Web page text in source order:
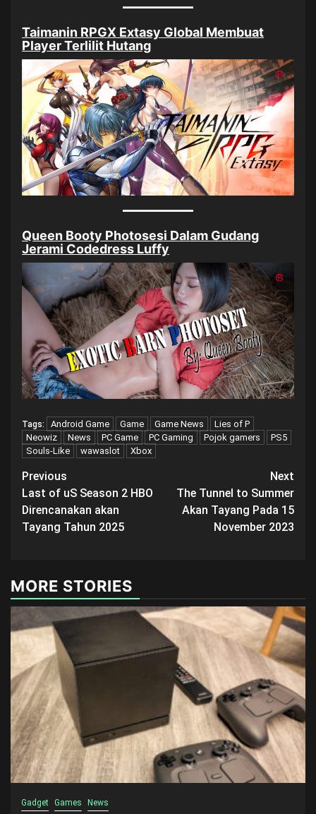
Taimanin RPGX Extasy Global Membuat
Player Terlilit Hutang
Queen Booty Photosesi Dalam Gudang
Jerami Codedress Luffy
Tags: Android Game Game Game News
Lies of P
Neowiz
News PC Game PC Gaming Pojok gamers
PS5
Souls-Like
wawaslot Xbox
Post
navigation
Previous
Last of uS Season 2 HBO
Direncanakan akan
Tayang Tahun 2025
Next
The Tunnel to Summer
Akan Tayang Pada 15
November 2023
MORE STORIES
Gadget Games News